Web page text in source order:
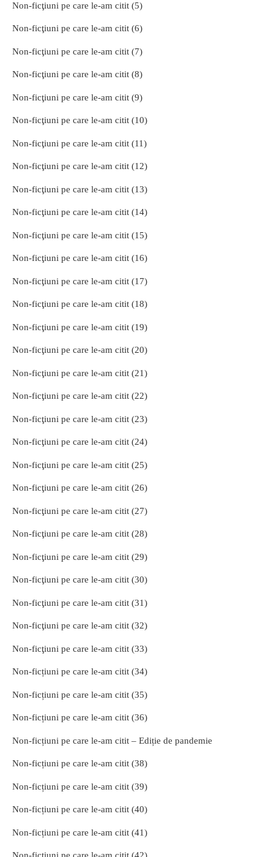
Non-ficţiuni pe care le-am citit (5)
Non-ficţiuni pe care le-am citit (6)
Non-ficţiuni pe care le-am citit (7)
Non-ficţiuni pe care le-am citit (8)
Non-ficţiuni pe care le-am citit (9)
Non-ficţiuni pe care le-am citit (10)
Non-ficţiuni pe care le-am citit (11)
Non-ficţiuni pe care le-am citit (12)
Non-ficţiuni pe care le-am citit (13)
Non-ficţiuni pe care le-am citit (14)
Non-ficţiuni pe care le-am citit (15)
Non-ficţiuni pe care le-am citit (16)
Non-ficţiuni pe care le-am citit (17)
Non-ficţiuni pe care le-am citit (18)
Non-ficţiuni pe care le-am citit (19)
Non-ficţiuni pe care le-am citit (20)
Non-ficţiuni pe care le-am citit (21)
Non-ficţiuni pe care le-am citit (22)
Non-ficţiuni pe care le-am citit (23)
Non-ficţiuni pe care le-am citit (24)
Non-ficţiuni pe care le-am citit (25)
Non-ficţiuni pe care le-am citit (26)
Non-ficţiuni pe care le-am citit (27)
Non-ficţiuni pe care le-am citit (28)
Non-ficţiuni pe care le-am citit (29)
Non-ficţiuni pe care le-am citit (30)
Non-ficţiuni pe care le-am citit (31)
Non-ficţiuni pe care le-am citit (32)
Non-ficţiuni pe care le-am citit (33)
Non-ficțiuni pe care le-am citit (34)
Non-ficțiuni pe care le-am citit (35)
Non-ficțiuni pe care le-am citit (36)
Non-ficțiuni pe care le-am citit – Ediție de pandemie
Non-ficțiuni pe care le-am citit (38)
Non-ficțiuni pe care le-am citit (39)
Non-ficțiuni pe care le-am citit (40)
Non-ficțiuni pe care le-am citit (41)